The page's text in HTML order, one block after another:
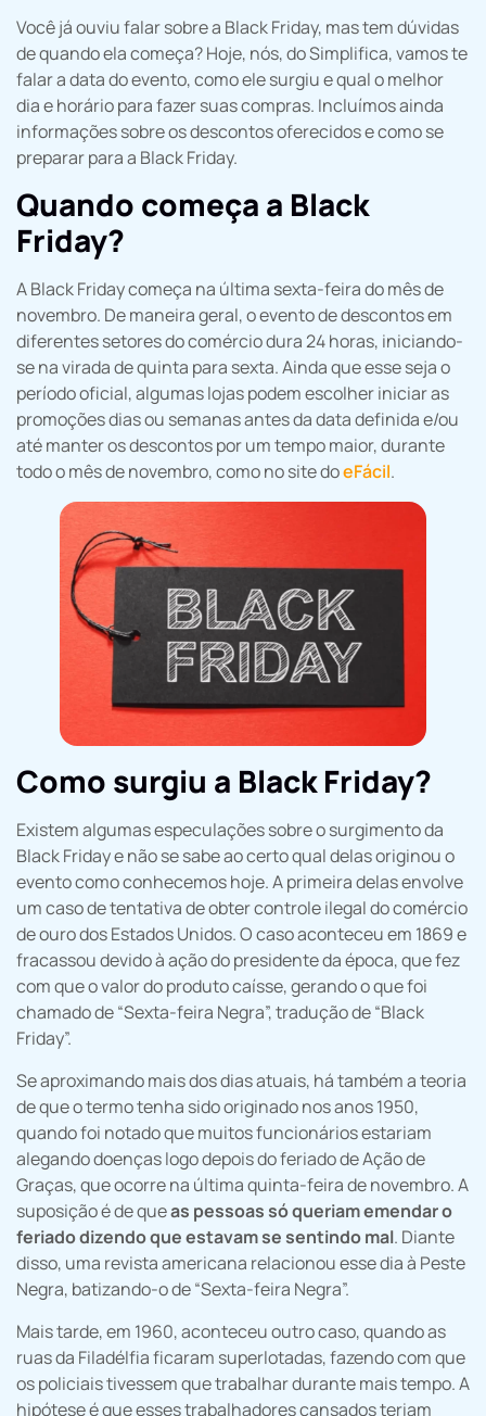
Você já ouviu falar sobre a Black Friday, mas tem dúvidas
de quando ela começa? Hoje, nós, do Simplifica, vamos te
falar a data do evento, como ele surgiu e qual o melhor
dia e horário para fazer suas compras. Incluímos ainda
informações sobre os descontos oferecidos e como se
preparar para a Black Friday.
Quando começa a Black
Friday?
A Black Friday começa na última sexta-feira do mês de
novembro. De maneira geral, o evento de descontos em
diferentes setores do comércio dura 24 horas, iniciando-
se na virada de quinta para sexta. Ainda que esse seja o
período oficial, algumas lojas podem escolher iniciar as
promoções dias ou semanas antes da data definida e/ou
até manter os descontos por um tempo maior, durante
todo o mês de novembro, como no site doeFácil.
Como surgiu a Black Friday?
Existem algumas especulações sobre o surgimento da
Black Friday e não se sabe ao certo qual delas originou o
evento como conhecemos hoje. A primeira delas envolve
um caso de tentativa de obter controle ilegal do comércio
de ouro dos Estados Unidos. O caso aconteceu em 1869 e
fracassou devido à ação do presidente da época, que fez
com que o valor do produto caísse, gerando o que foi
chamado de “Sexta-feira Negra”, tradução de “Black
Friday”.
Se aproximando mais dos dias atuais, há também a teoria
de que o termo tenha sido originado nos anos 1950,
quando foi notado que muitos funcionários estariam
alegando doenças logo depois do feriado de Ação de
Graças, que ocorre na última quinta-feira de novembro. A
suposição é de queas pessoas só queriam emendar o
feriado dizendo que estavam se sentindo mal. Diante
disso, uma revista americana relacionou esse dia à Peste
Negra, batizando-o de “Sexta-feira Negra”.
Mais tarde, em 1960, aconteceu outro caso, quando as
ruas da Filadélfia ficaram superlotadas, fazendo com que
os policiais tivessem que trabalhar durante mais tempo. A
hipótese é que esses trabalhadores cansados teriam